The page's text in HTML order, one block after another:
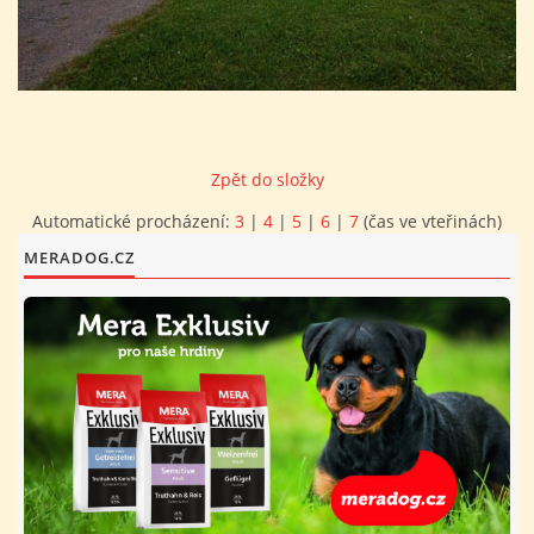
FOTOALBUM
O NÁS - HISTORIE A SOUČASNOST
AVZO TSČ ČR CHRUDIM P.S.
VÝBOR KK
Zpět do složky
Automatické procházení: 3 | 4 | 5 | 6 | 7 (čas ve vteřinách)
MERADOG.CZ